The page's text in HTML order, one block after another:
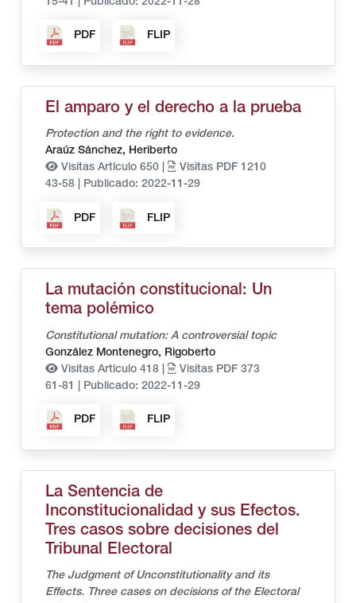
PDF FLIP
El amparo y el derecho a la prueba
Protection and the right to evidence.
Araúz Sánchez, Heriberto
Visitas Artículo 650 |
Visitas PDF 1210
43-58
Publicado: 2022-11-29
PDF FLIP
La mutación constitucional: Un
tema polémico
Constitutional mutation: A controversial topic
González Montenegro, Rigoberto
Visitas Artículo 418 |
Visitas PDF 373
61-81
Publicado: 2022-11-29
PDF FLIP
La Sentencia de
Inconstitucionalidad y sus Efectos.
Tres casos sobre decisiones del
Tribunal Electoral
The Judgment of Unconstitutionality and its
Effects. Three cases on decisions of the Electoral